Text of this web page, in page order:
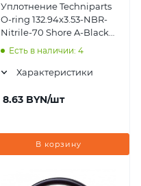
Уплотнение Techniparts
O-ring 132.94x3.53-NBR-
Nitrile-70 Shore A-Black-
ORS1989
Есть в наличии: 4
Характеристики
8.63 BYN/шт
В корзину